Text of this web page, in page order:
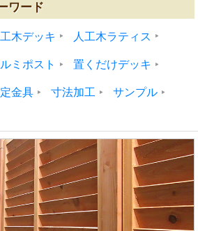
ワード
木デッキ 人工木ラティス
ミポスト 置くだけデッキ
金具 寸法加工 サンプル